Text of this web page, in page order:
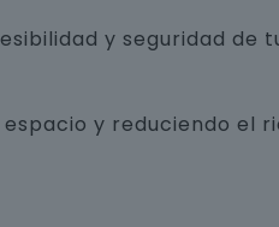
y seguridad de
y reduciendo el